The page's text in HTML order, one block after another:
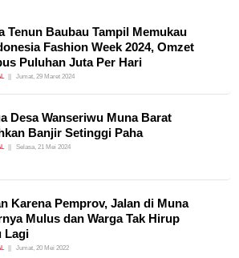
Tenun Baubau Tampil Memukau
Fashion Week 2024, Omzet
Puluhan Juta Per Hari
Jumat, 29 Maret 2024
Desa Wanseriwu Muna Barat
Banjir Setinggi Paha
Selasa, 21 Mei 2024
Karena Pemprov, Jalan di Muna
Mulus dan Warga Tak Hirup
Lagi
Jumat, 20 Mei 2022